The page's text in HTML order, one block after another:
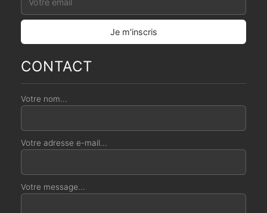
CONTACT
Votre nom...
Votre adresse e-mail...
Votre message...